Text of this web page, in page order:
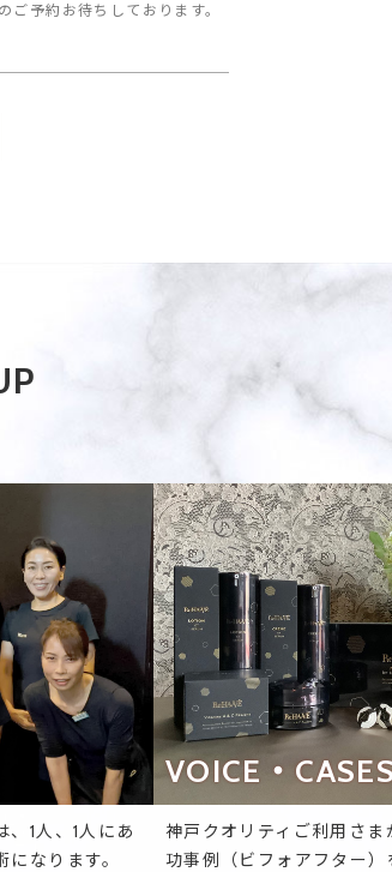
予約お待ちしております。
1人、1人にあ
なります。
VOICE・
神戸クオリティご利用さ
功事例（ビフォアフター）